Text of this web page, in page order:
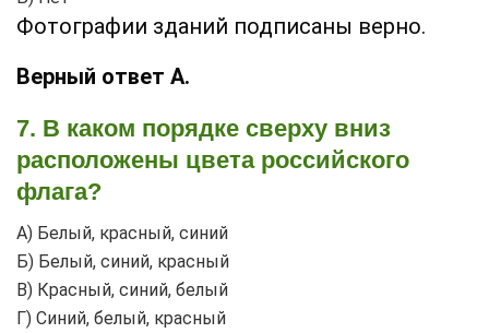
Фотографии зданий подписаны верно.
Верный ответ А.
7. В каком порядке сверху вниз
расположены цвета российского
флага?
А) Белый, красный, синий
Б) Белый, синий, красный
В) Красный, синий, белый
Г) Синий, белый, красный